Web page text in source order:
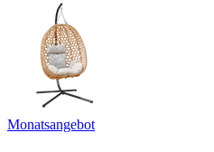
Monatsangebot